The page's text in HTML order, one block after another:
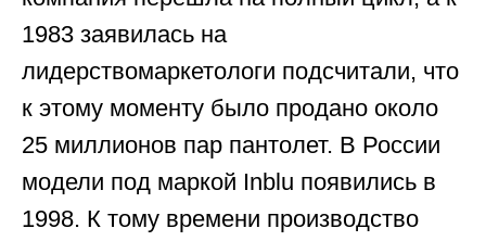
1983 заявилась на
лидерствомаркетологи подсчитали, что
к этому моменту было продано около
25 миллионов пар пантолет. В России
модели под маркой Inblu появились в
1998. К тому времени производство